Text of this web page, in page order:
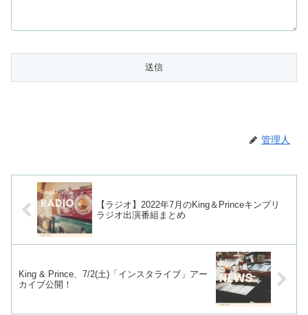
管理人
【ラジオ】2022年7月のKing＆Princeキンプリ
ラジオ出演番組まとめ
King & Prince、7/2(土)「インスタライブ」アー
カイブ公開！